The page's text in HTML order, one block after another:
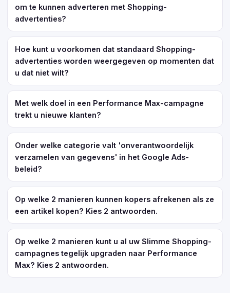
om te kunnen adverteren met Shopping-
advertenties?
Hoe kunt u voorkomen dat standaard Shopping-
advertenties worden weergegeven op momenten dat
u dat niet wilt?
Met welk doel in een Performance Max-campagne
trekt u nieuwe klanten?
Onder welke categorie valt 'onverantwoordelijk
verzamelen van gegevens' in het Google Ads-
beleid?
Op welke 2 manieren kunnen kopers afrekenen als ze
een artikel kopen? Kies 2 antwoorden.
Op welke 2 manieren kunt u al uw Slimme Shopping-
campagnes tegelijk upgraden naar Performance
Max? Kies 2 antwoorden.